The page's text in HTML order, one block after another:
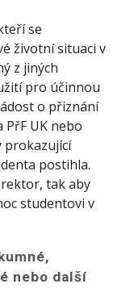
se
životní situaci v
z jiných
pro účinnou
o přiznání
UK nebo
prokazující
postihla.
tak aby
studentovi v
nebo další